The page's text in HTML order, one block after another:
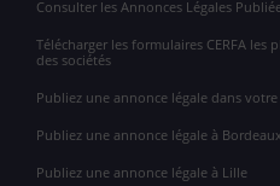
Consulter les Annonces Légales
Télécharger les formulaires CERFA
des sociétés
Publiez une annonce légale dans
Publiez une annonce légale à Bordeaux
Publiez une annonce légale à Lille